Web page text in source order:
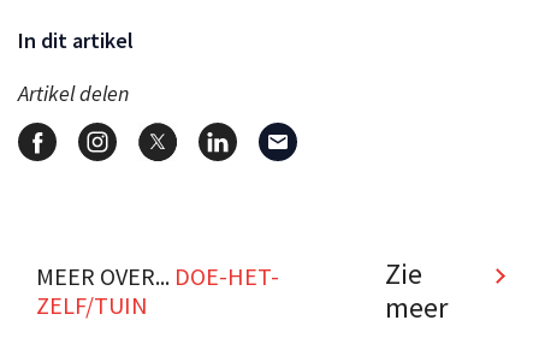
In dit artikel
Artikel delen
MEER OVER... DOE-HET-
ZELF/TUIN
Zie
meer